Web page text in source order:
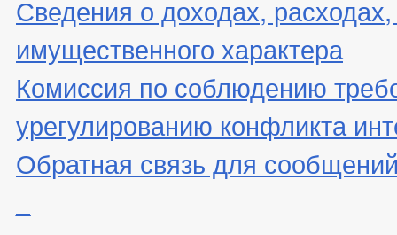
Сведения о доходах,
имущественного характера
Комиссия по соблюдению
урегулированию конфликта
Обратная связь для